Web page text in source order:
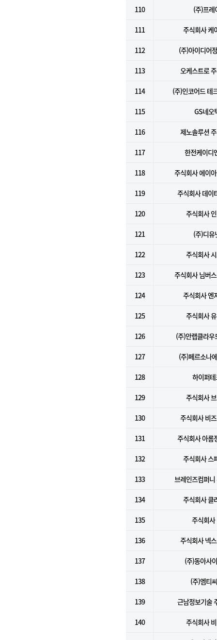
110 (주)프레
111 주식회사 케
112 (주)아이디어
113 오케스트로
114 (주)인코어드 테
115 GS네오
116 제노솔루션
117 한전케이디
118 주식회사 에이
119 주식회사 데이
120 주식회사
121 (주)디유
122 주식회사
123 주식회사 님버
124 주식회사 엔
125 주식회사
126 (주)안랩클라우
127 (주)페르소나
128 하이퍼
129 주식회사
130 주식회사 비
131 주식회사 아롬
132 주식회사 스
133 브레인즈컴퍼니
134 주식회사 클
135 주식회사
136 주식회사 넥
137 (주)동아사
138 (주)엠티
139 근남정보기술
140 주식회사